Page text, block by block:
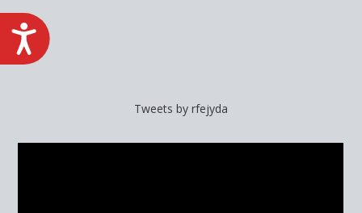
ACCESIBILIDAD
Tweets by rfejyda